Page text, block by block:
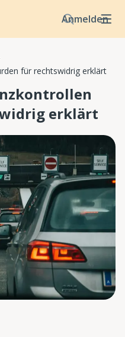
Anmelden
für rechtswidrig erklärt
erklärt